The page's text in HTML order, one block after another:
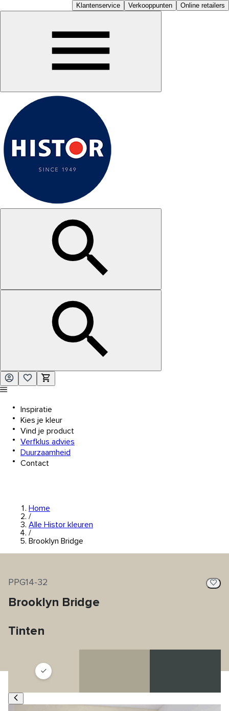
Klantenservice Verkooppunten Online retailers
Inspiratie
Kies je kleur
Vind je product
Verfklus advies
Duurzaamheid
Contact
Home
/
Alle Histor kleuren
/
Brooklyn Bridge
PPG14-32
Brooklyn Bridge
Tinten